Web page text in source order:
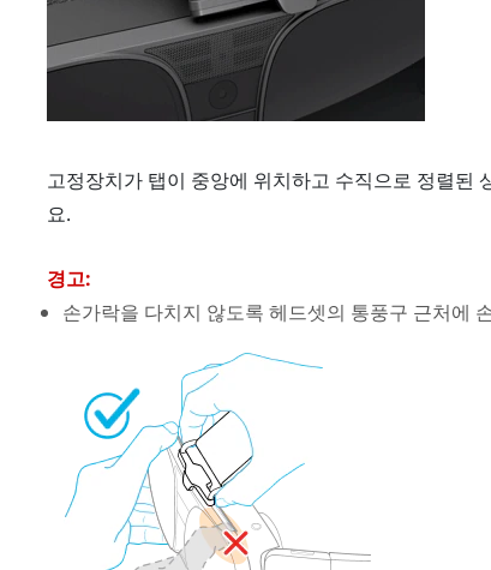
고정장치가 탭이 중앙에 위치하고 수직으로 정렬된
요.
경고:
손가락을 다치지 않도록 헤드셋의 통풍구 근처에